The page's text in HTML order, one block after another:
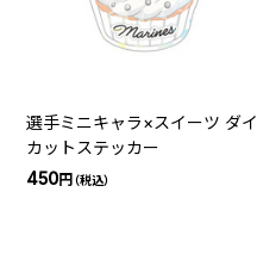
選手ミニキャラ×スイーツ ダイ
カットステッカー
450円（税込）